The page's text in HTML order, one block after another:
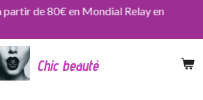
Chic beauté
de 80€ en Mondial Relay en